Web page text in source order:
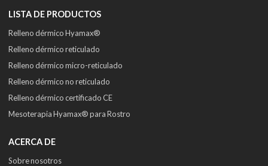
LISTA DE PRODUCTOS
Relleno dérmico Hyamax®
Relleno dérmico reticulado
Relleno dérmico micro-reticulado
Relleno dérmico no reticulado
Relleno dérmico certificado CE
Mesoterapia Hyamax® para Rostro
ACERCA DE
Sobre nosotros